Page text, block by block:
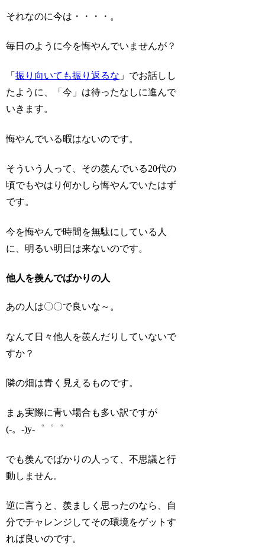
それなのに今は・・・・。
毎日のように今を悔やんでいませんが？
「振り向いても振り返るな 」でお話しし
たように、「今」は待ったなしに進んで
いきます。
悔やんでいる暇はないのです。
そういう人って、その羨んでいる20代の
頃でもやはり何かしら悔やんでいたはず
です。
今を悔やんで時間を無駄にしている人
に、明るい明日は来ないのです。
他人を羨んでばかりの人
あの人は〇〇で良いな～。
なんて日々他人を羨んだりしていないで
すか？
隣の畑は青く見えるものです。
まぁ実際に青い場合も多い訳ですが
(-。-)y-゜゜゜
でも羨んでばかりの人って、不思議と行
動しません。
逆に言うと、羨ましく思ったのなら、自
分でチャレンジしてその環境をゲットす
れば良いのです。